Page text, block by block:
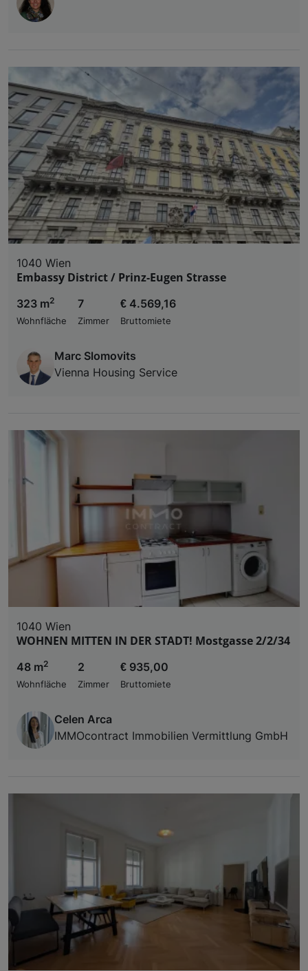
1040 Wien
Embassy District / Prinz-Eugen Strasse
323 m2
Wohnfläche
7
Zimmer
€ 4.569,16
Bruttomiete
Marc Slomovits
Vienna Housing Service
1040 Wien
WOHNEN MITTEN IN DER STADT! Mostgasse 2/2/34
48 m2
Wohnfläche
2
Zimmer
€ 935,00
Bruttomiete
Celen Arca
IMMOcontract Immobilien Vermittlung GmbH